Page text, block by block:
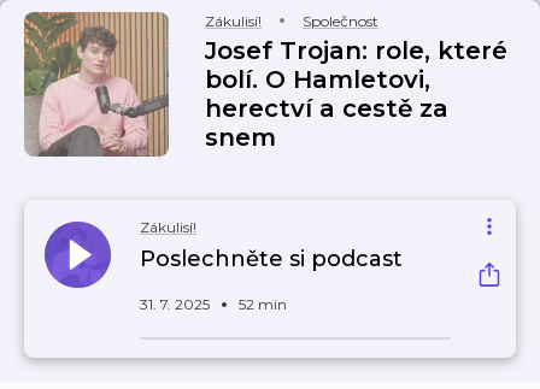
Zákulisí! Společnost
Josef Trojan: role, které
bolí. O Hamletovi,
herectví a cestě za
snem
Zákulisí!
Poslechněte si podcast
31. 7. 2025 52 min